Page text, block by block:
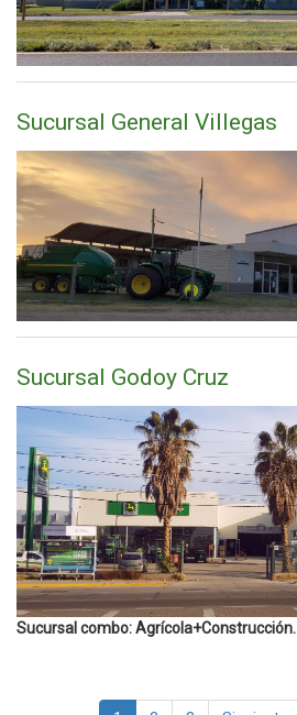
Sucursal General Villegas
Sucursal Godoy Cruz
Sucursal combo: Agrícola+Construcción.
Paginación